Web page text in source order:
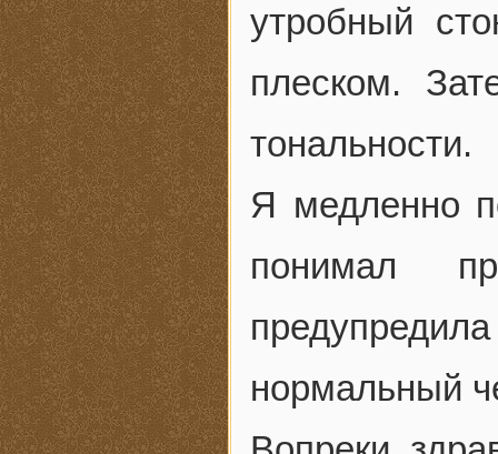
утробный
плеском.
тональности.
Я медленно
понимал
нормальный